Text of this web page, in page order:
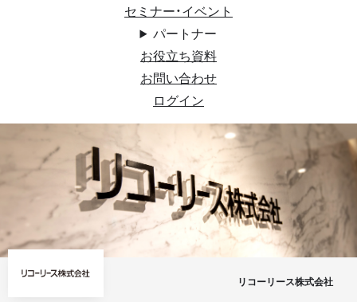
セミナー・イベント
パートナー
お役立ち資料
お問い合わせ
ログイン
リコーリース株式会社